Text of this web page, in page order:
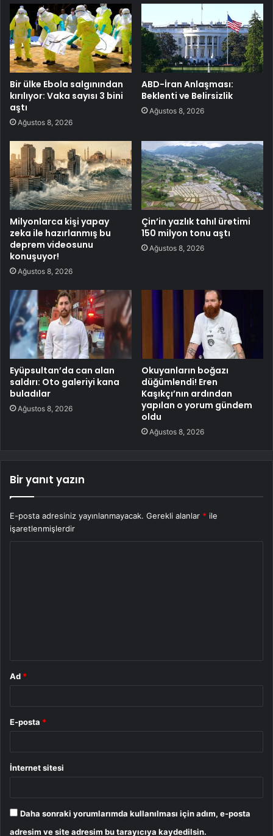
Bir ülke Ebola salgınından
kırılıyor: Vaka sayısı 3 bini
aştı
Ağustos 8, 2026
ABD-İran Anlaşması:
Beklenti ve Belirsizlik
Ağustos 8, 2026
Milyonlarca kişi yapay
zeka ile hazırlanmış bu
deprem videosunu
konuşuyor!
Ağustos 8, 2026
Çin’in yazlık tahıl üretimi
150 milyon tonu aştı
Ağustos 8, 2026
Eyüpsultan’da can alan
saldırı: Oto galeriyi kana
buladılar
Ağustos 8, 2026
Okuyanların boğazı
düğümlendi! Eren
Kaşıkçı’nın ardından
yapılan o yorum gündem
oldu
Ağustos 8, 2026
Bir yanıt yazın
E-posta adresiniz yayınlanmayacak. Gerekli alanlar * ile
işaretlenmişlerdir
Ad *
E-posta *
İnternet sitesi
Daha sonraki yorumlarımda kullanılması için adım, e-posta
adresim ve site adresim bu tarayıcıya kaydedilsin.